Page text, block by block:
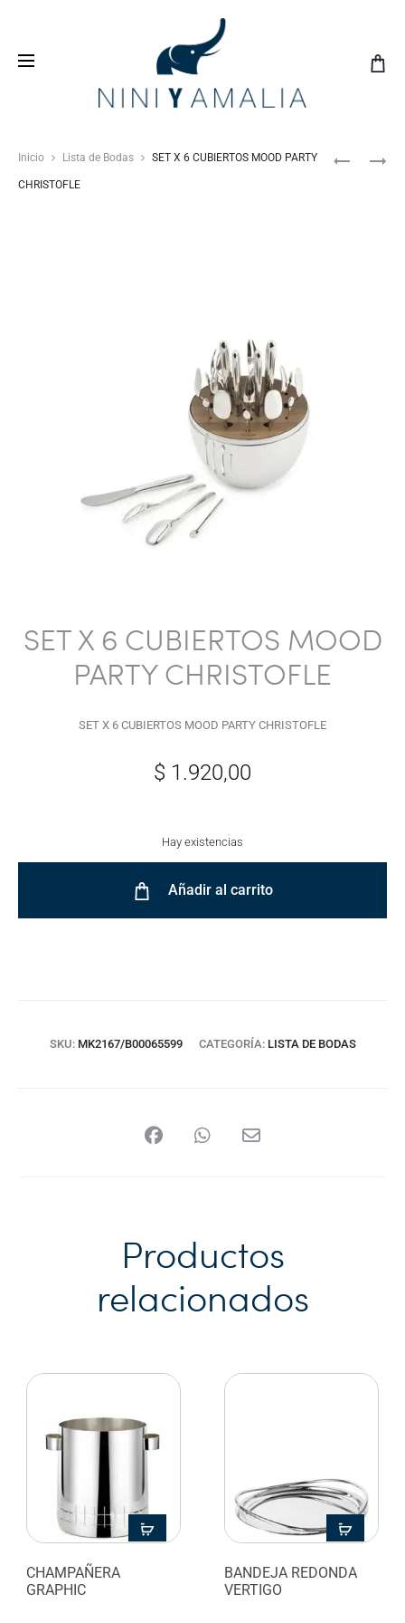
con nosotros y vive una
experiencia inolvidable
Inicio Lista de Bodas SET X 6 CUBIERTOS MOOD PARTY
CHRISTOFLE
SET X 6 CUBIERTOS MOOD
PARTY CHRISTOFLE
SET X 6 CUBIERTOS MOOD PARTY CHRISTOFLE
$ 1.920,00
Hay existencias
Añadir al carrito
SKU: MK2167/B00065599 CATEGORÍA: LISTA DE BODAS
Productos
relacionados
CHAMPAÑERA
GRAPHIC
BANDEJA REDONDA
VERTIGO